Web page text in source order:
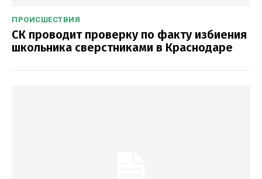
ПРОИСШЕСТВИЯ
СК проводит проверку по факту избиения
школьника сверстниками в Краснодаре